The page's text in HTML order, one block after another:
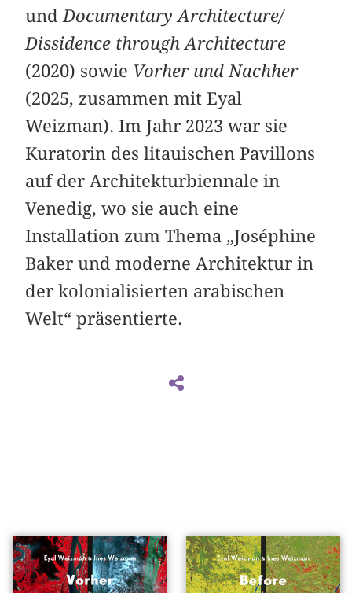
undDocumentary Architecture/
Dissidence through Architecture
(2020) sowie Vorher und Nachher
(2025, zusammen mit Eyal
Weizman). Im Jahr 2023 war sie
Kuratorin des litauischen Pavillons
auf der Architekturbiennale in
Venedig, wo sie auch eine
Installation zum Thema „Joséphine
Baker und moderne Architektur in
der kolonialisierten arabischen
Welt“ präsentierte.